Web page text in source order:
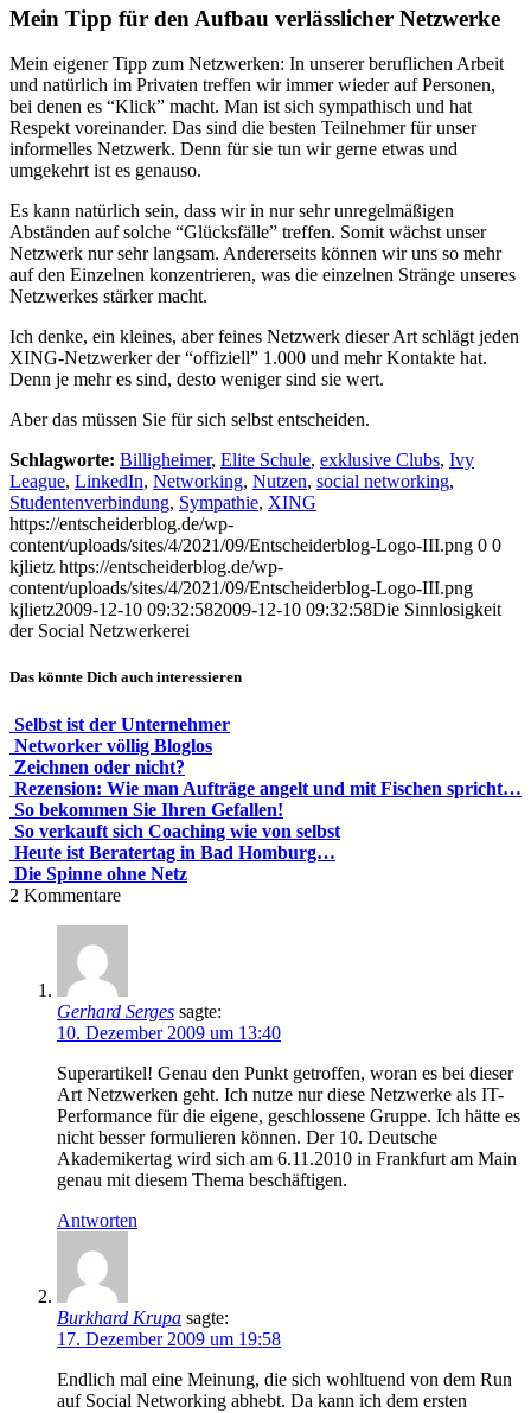
Mein Tipp für den Aufbau verlässlicher Netzwerke
Mein eigener Tipp zum Netzwerken: In unserer beruflichen Arbeit
und natürlich im Privaten treffen wir immer wieder auf Personen,
bei denen es “Klick” macht. Man ist sich sympathisch und hat
Respekt voreinander. Das sind die besten Teilnehmer für unser
informelles Netzwerk. Denn für sie tun wir gerne etwas und
umgekehrt ist es genauso.
Es kann natürlich sein, dass wir in nur sehr unregelmäßigen
Abständen auf solche “Glücksfälle” treffen. Somit wächst unser
Netzwerk nur sehr langsam. Andererseits können wir uns so mehr
auf den Einzelnen konzentrieren, was die einzelnen Stränge unseres
Netzwerkes stärker macht.
Ich denke, ein kleines, aber feines Netzwerk dieser Art schlägt jeden
XING-Netzwerker der “offiziell” 1.000 und mehr Kontakte hat.
Denn je mehr es sind, desto weniger sind sie wert.
Aber das müssen Sie für sich selbst entscheiden.
Schlagworte: Billigheimer, Elite Schule, exklusive Clubs, Ivy
League, LinkedIn, Networking, Nutzen, social networking,
Studentenverbindung, Sympathie, XING
https://entscheiderblog.de/wp-
content/uploads/sites/4/2021/09/Entscheiderblog-Logo-III.png 0 0
kjlietz https://entscheiderblog.de/wp-
content/uploads/sites/4/2021/09/Entscheiderblog-Logo-III.png
kjlietz2009-12-10 09:32:582009-12-10 09:32:58Die Sinnlosigkeit
der Social Netzwerkerei
Das könnte Dich auch interessieren
Selbst ist der Unternehmer
Networker völlig Bloglos
Zeichnen oder nicht?
Rezension: Wie man Aufträge angelt und mit Fischen spricht…
So bekommen Sie Ihren Gefallen!
So verkauft sich Coaching wie von selbst
Heute ist Beratertag in Bad Homburg…
Die Spinne ohne Netz
2 Kommentare
Gerhard Serges sagte:
10. Dezember 2009 um 13:40
Superartikel! Genau den Punkt getroffen, woran es bei dieser
Art Netzwerken geht. Ich nutze nur diese Netzwerke als IT-
Performance für die eigene, geschlossene Gruppe. Ich hätte es
nicht besser formulieren können. Der 10. Deutsche
Akademikertag wird sich am 6.11.2010 in Frankfurt am Main
genau mit diesem Thema beschäftigen.
Antworten
Burkhard Krupa sagte:
17. Dezember 2009 um 19:58
Endlich mal eine Meinung, die sich wohltuend von dem Run
auf Social Networking abhebt. Da kann ich dem ersten